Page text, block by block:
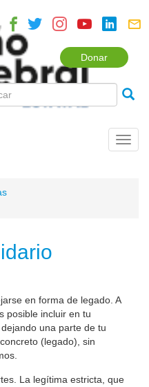
Donar
en forma de legado. A
posible incluir en tu
una parte de tu
(legado), sin
La legítima estricta, que